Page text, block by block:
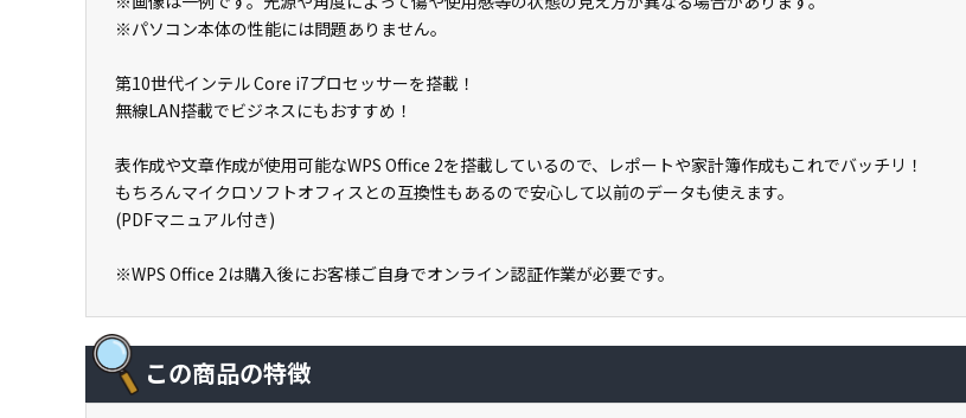
※パソコン本体の性能には問題ありません。
第10世代インテル Core i7プロセッサーを搭載！
無線LAN搭載でビジネスにもおすすめ！
表作成や文章作成が使用可能なWPS Office 2を搭載しているので、レポートや家計簿作成もこれでバッチリ！
もちろんマイクロソフトオフィスとの互換性もあるので安心して以前のデータも使えます。
(PDFマニュアル付き)
※WPS Office 2は購入後にお客様ご自身でオンライン認証作業が必要です。
この商品の特徴